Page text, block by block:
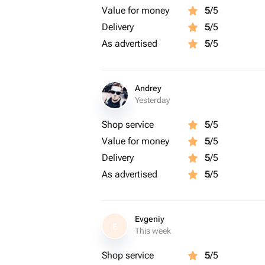
🌿Наши букеты и композиции
рождение, юбилей, признание в
поднять настроение и пожелать
Value for money
5/5
Delivery
5/5
As advertised
5/5
Andrey
Yesterday
Shop service 5/5
Value for money
5/5
Delivery
5/5
As advertised
5/5
E
Evgeniy
This week
Shop service 5/5